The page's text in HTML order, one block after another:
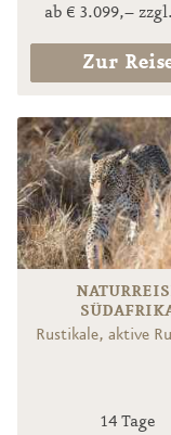
ab € 3.099,–
Zur
Rustikale, aktive
14 Tage